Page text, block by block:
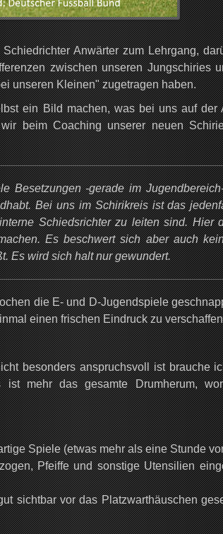
Anwärter zum Lehrgang,
zwischen unseren Jungschiries
unseren Kleinen" zugetragen haben.
ein Bild machen, was bei uns auf der
beim Coaching unserer neuen
Besetzungen -gerade im
Bei uns im Schirikreis ist das
Schiedsrichter zu leiten sind. Hier
Es beschwert sich aber auch
Es wird sich halt nur gewundert.
die E- und D-Jugendspiele
einen frischen Eindruck zu
besonders anspruchsvoll ist brauche
mehr das gesamte Drumherum,
Spiele (etwas mehr als eine Stunde
Pfeiffe und sonstige Utensilien
sichtbar vor das Platzwarthäuschen